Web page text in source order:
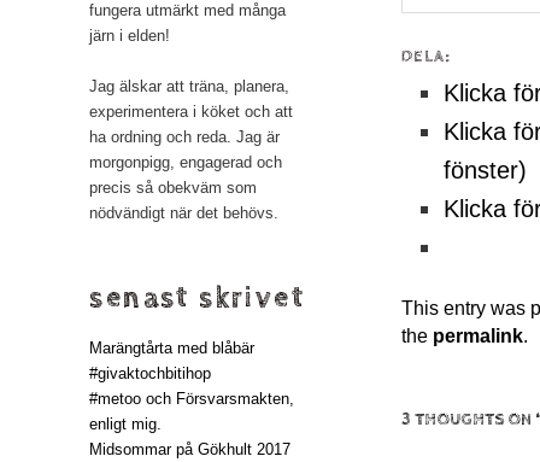
DELA:
Klicka
Klicka
fönster)
Klicka
This entry was
the permalink.
3 THOUGHTS ON
fungera utmärkt med många
järn i elden!
Jag älskar att träna, planera,
experimentera i köket och att
ha ordning och reda. Jag är
morgonpigg, engagerad och
precis så obekväm som
nödvändigt när det behövs.
senast skrivet
Marängtårta med blåbär
#givaktochbitihop
#metoo och Försvarsmakten,
enligt mig.
Midsommar på Gökhult 2017